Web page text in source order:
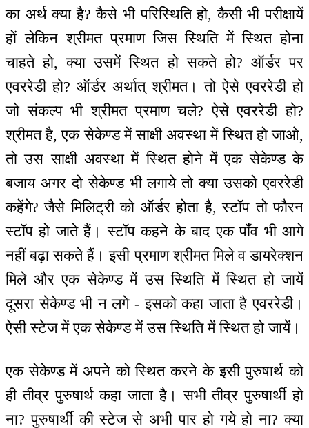
का अर्थ क्या है? कैसे भी परिस्थिति हो, कैसी भी परीक्षायें
हों लेकिन श्रीमत प्रमाण जिस स्थिति में स्थित होना
चाहते हो, क्या उसमें स्थित हो सकते हो? ऑर्डर पर
एवररेडी हो? ऑर्डर अर्थात् श्रीमत। तो ऐसे एवररेडी हो
जो संकल्प भी श्रीमत प्रमाण चले? ऐसे एवररेडी हो?
श्रीमत है, एक सेकेण्ड में साक्षी अवस्था में स्थित हो जाओ,
तो उस साक्षी अवस्था में स्थित होने में एक सेकेण्ड के
बजाय अगर दो सेकेण्ड भी लगाये तो क्या उसको एवररेडी
कहेंगे? जैसे मिलिट्री को ऑर्डर होता है, स्टॉप तो फौरन
स्टॉप हो जाते हैं। स्टॉप कहने के बाद एक पाँव भी आगे
नहीं बढ़ा सकते हैं। इसी प्रमाण श्रीमत मिले व डायरेक्शन
मिले और एक सेकेण्ड में उस स्थिति में स्थित हो जायें
दूसरा सेकेण्ड भी न लगे - इसको कहा जाता है एवररेडी।
ऐसी स्टेज में एक सेकेण्ड में उस स्थिति में स्थित हो जायें।
एक सेकेण्ड में अपने को स्थित करने के इसी पुरुषार्थ को
ही तीव्र पुरुषार्थ कहा जाता है। सभी तीव्र पुरुषार्थी हो
ना? पुरुषार्थी की स्टेज से अभी पार हो गये हो ना? क्या